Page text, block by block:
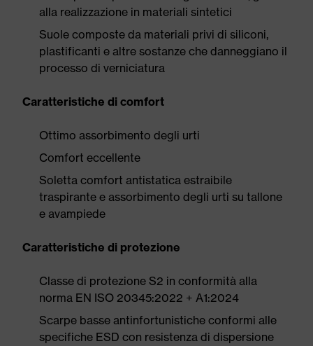
alla realizzazione in materiali sintetici
Suole composte da materiali privi di siliconi,
plastificanti e altre sostanze che danneggiano il
processo di verniciatura
Caratteristiche di comfort
Ottimo assorbimento degli urti
Comfort eccellente
Soletta comfort antistatica estraibile
traspirante e assorbimento degli urti su tallone
e avampiede
Caratteristiche di protezione
Classe di protezione S2 in conformità alla
norma EN ISO 20345:2022 + A1:2024
Scarpe basse antinfortunistiche conformi alle
specifiche ESD con resistenza di dispersione